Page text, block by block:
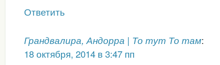
Ответить
Грандвалира, Андорра | То тут То там:
18 октября, 2014 в 3:47 пп